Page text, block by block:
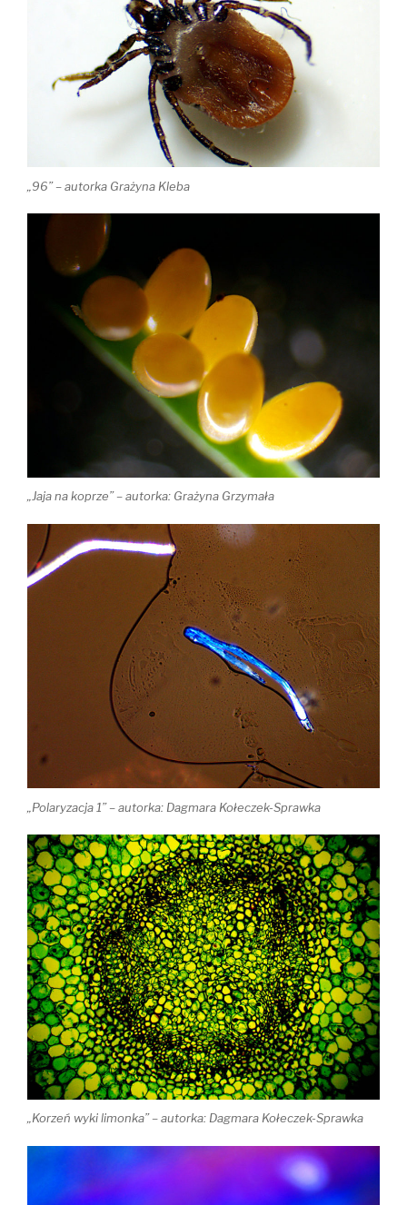
„96” – autorka Grażyna Kleba
„Jaja na koprze” – autorka: Grażyna Grzymała
„Polaryzacja 1” – autorka: Dagmara Kołeczek-Sprawka
„Korzeń wyki limonka” – autorka: Dagmara Kołeczek-Sprawka